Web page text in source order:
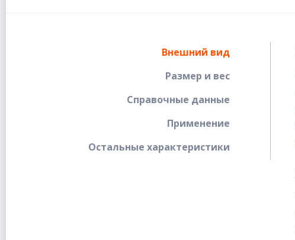
Внешний вид
Размер и вес
Справочные данные
Применение
Остальные характеристики